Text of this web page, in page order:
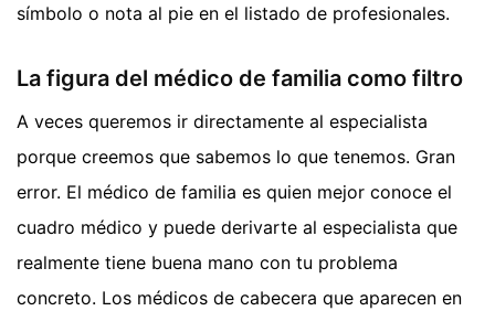
símbolo o nota al pie en el listado de profesionales.
La figura del médico de familia como filtro
A veces queremos ir directamente al especialista
porque creemos que sabemos lo que tenemos. Gran
error. El médico de familia es quien mejor conoce el
cuadro médico y puede derivarte al especialista que
realmente tiene buena mano con tu problema
concreto. Los médicos de cabecera que aparecen en